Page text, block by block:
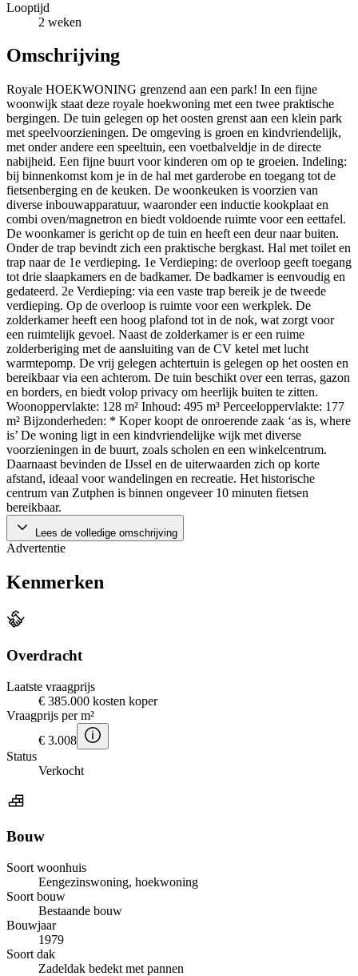
Looptijd
2 weken
Omschrijving
Royale HOEKWONING grenzend aan een park! In een fijne
woonwijk staat deze royale hoekwoning met een twee praktische
bergingen. De tuin gelegen op het oosten grenst aan een klein park
met speelvoorzieningen. De omgeving is groen en kindvriendelijk,
met onder andere een speeltuin, een voetbalveldje in de directe
nabijheid. Een fijne buurt voor kinderen om op te groeien. Indeling:
bij binnenkomst kom je in de hal met garderobe en toegang tot de
fietsenberging en de keuken. De woonkeuken is voorzien van
diverse inbouwapparatuur, waaronder een inductie kookplaat en
combi oven/magnetron en biedt voldoende ruimte voor een eettafel.
De woonkamer is gericht op de tuin en heeft een deur naar buiten.
Onder de trap bevindt zich een praktische bergkast. Hal met toilet en
trap naar de 1e verdieping. 1e Verdieping: de overloop geeft toegang
tot drie slaapkamers en de badkamer. De badkamer is eenvoudig en
gedateerd. 2e Verdieping: via een vaste trap bereik je de tweede
verdieping. Op de overloop is ruimte voor een werkplek. De
zolderkamer heeft een hoog plafond tot in de nok, wat zorgt voor
een ruimtelijk gevoel. Naast de zolderkamer is er een ruime
zolderberiging met de aansluiting van de CV ketel met lucht
warmtepomp. De vrij gelegen achtertuin is gelegen op het oosten en
bereikbaar via een achterom. De tuin beschikt over een terras, gazon
en borders, en biedt volop privacy om heerlijk buiten te zitten.
Woonoppervlakte: 128 m² Inhoud: 495 m³ Perceeloppervlakte: 177
m² Bijzonderheden: * Koper koopt de onroerende zaak ‘as is, where
is’ De woning ligt in een kindvriendelijke wijk met diverse
voorzieningen in de buurt, zoals scholen en een winkelcentrum.
Daarnaast bevinden de IJssel en de uiterwaarden zich op korte
afstand, ideaal voor wandelingen en recreatie. Het historische
centrum van Zutphen is binnen ongeveer 10 minuten fietsen
bereikbaar.
Lees de volledige omschrijving
Advertentie
Kenmerken
Overdracht
Laatste vraagprijs
€ 385.000 kosten koper
Vraagprijs per m²
€ 3.008
Status
Verkocht
Bouw
Soort woonhuis
Eengezinswoning, hoekwoning
Soort bouw
Bestaande bouw
Bouwjaar
1979
Soort dak
Zadeldak bedekt met pannen